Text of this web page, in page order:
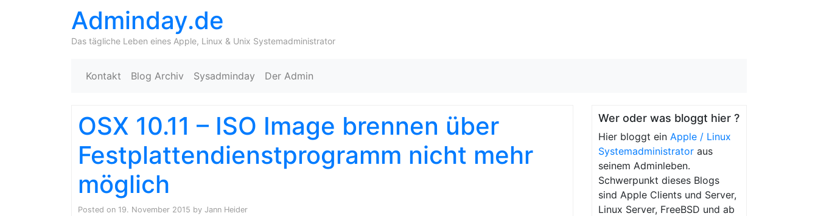
Adminday.de
Das tägliche Leben eines Apple, Linux & Unix Systemadministrator
Kontakt Blog Archiv Sysadminday Der Admin
OSX 10.11 – ISO Image brennen über
Festplattendienstprogramm nicht mehr
möglich
Posted on 19. November 2015 by Jann Heider
Wer oder was bloggt hier ?
Hier bloggt ein Apple / Linux
Systemadministrator aus
seinem Adminleben.
Schwerpunkt dieses Blogs
sind Apple Clients und Server,
Linux Server, FreeBSD und ab